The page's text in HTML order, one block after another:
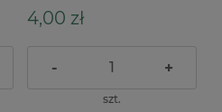
4,00 zł
- +
szt.